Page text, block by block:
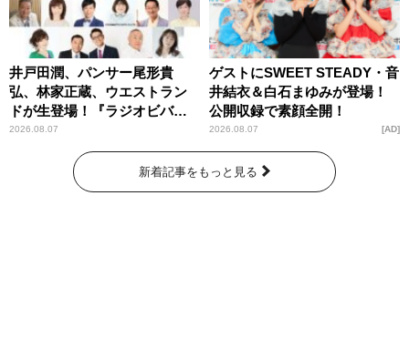
井戸田潤、パンサー尾形貴
弘、林家正蔵、ウエストラン
ドが生登場！『ラジオビバリ
ー昼ズ』
2026.08.07
ゲストにSWEET STEADY・音
井結衣＆白石まゆみが登場！
公開収録で素顔全開！
2026.08.07 AD
新着記事をもっと見る